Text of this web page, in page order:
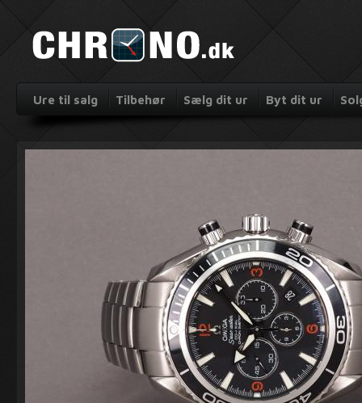
Ure til salg Tilbehør Sælg dit ur Byt dit ur